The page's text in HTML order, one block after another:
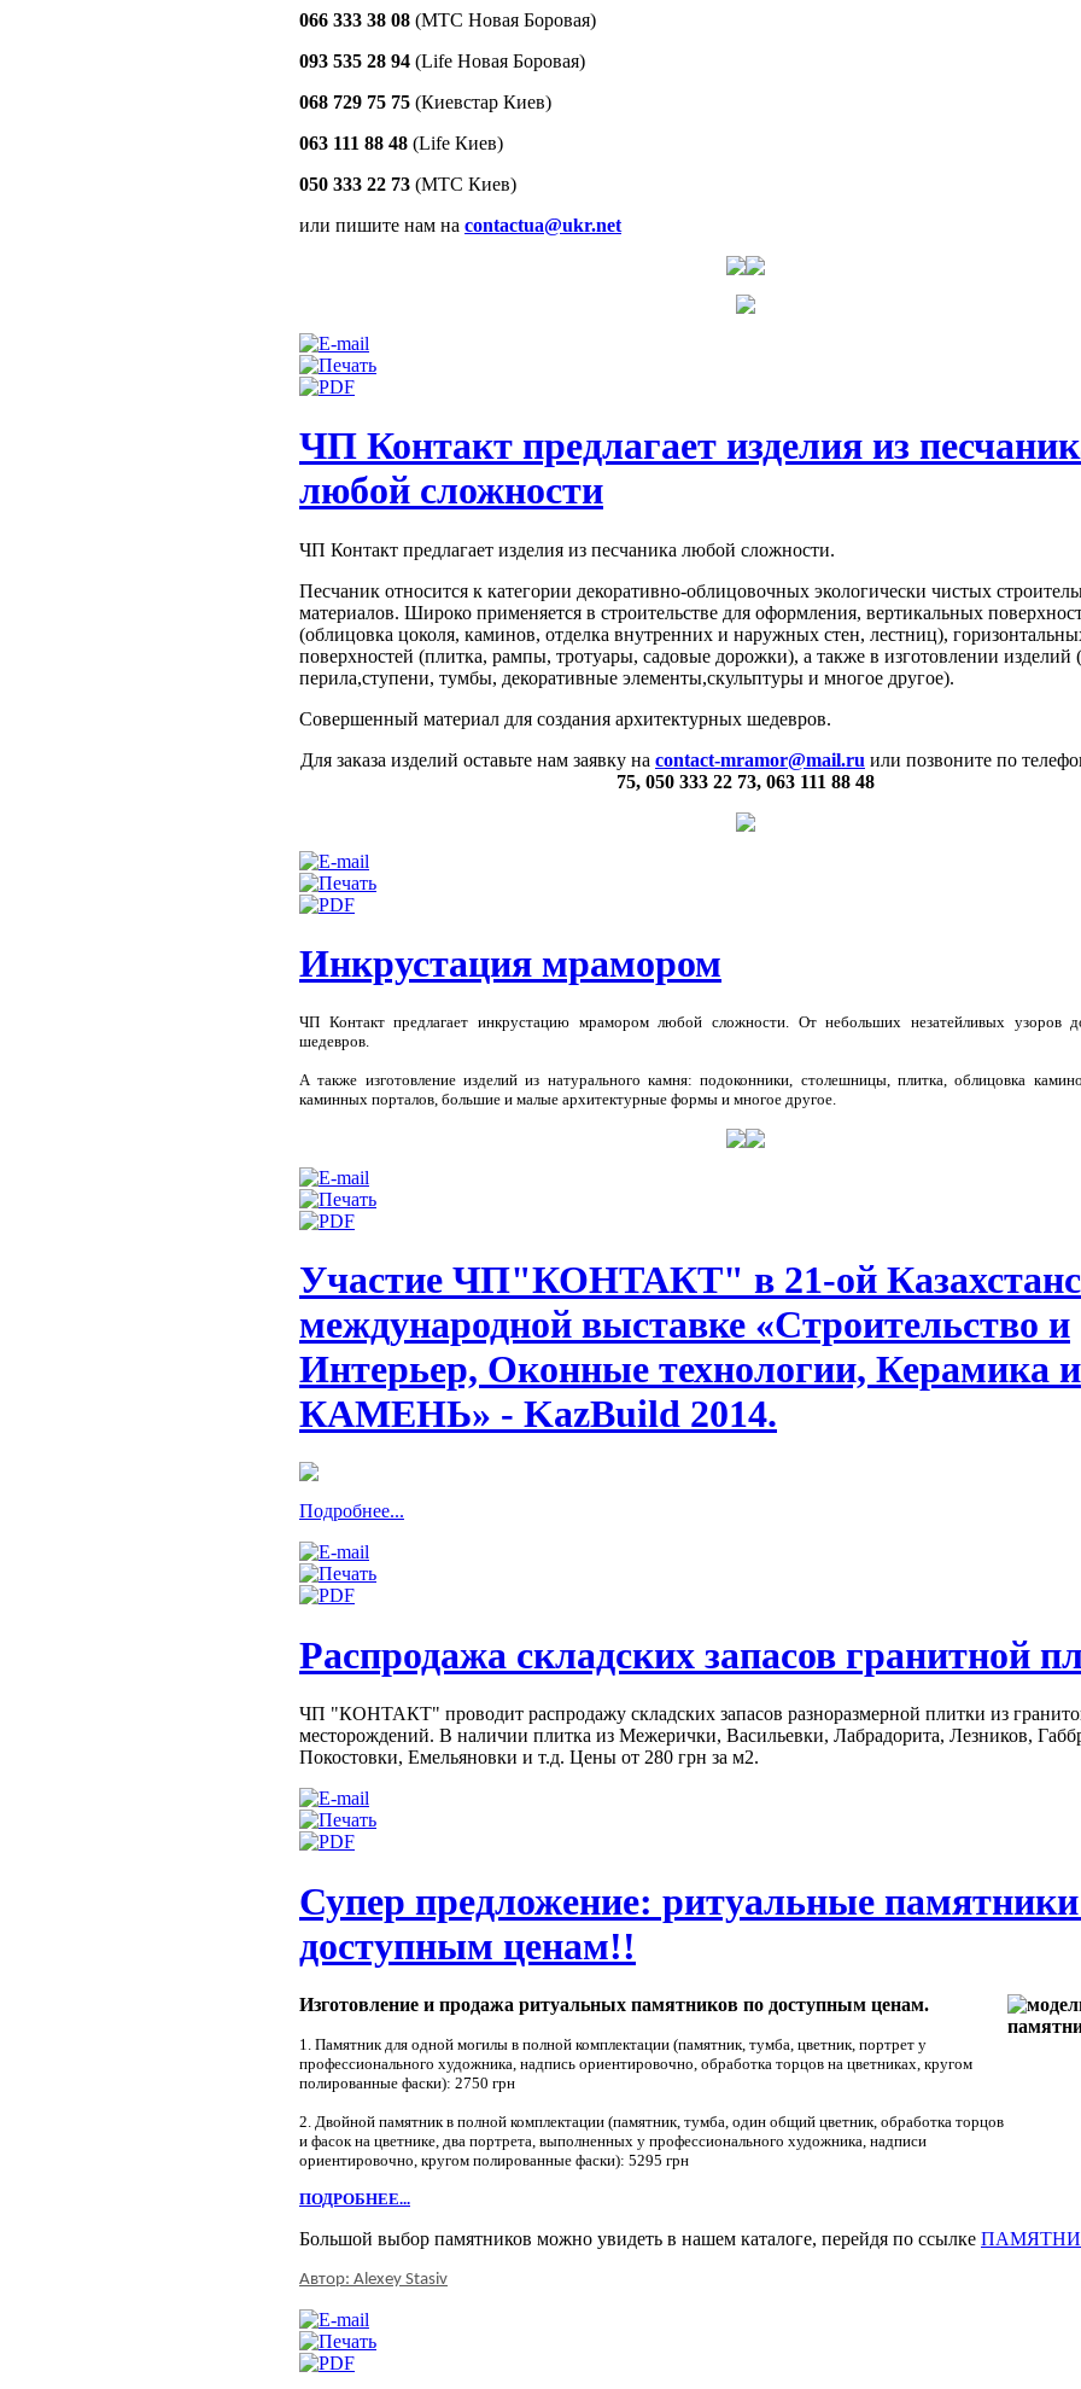
066 333 38 08 (МТС Новая Боровая)
093 535 28 94 (Life Новая Боровая)
068 729 75 75 (Киевстар Киев)
063 111 88 48 (Life Киев)
050 333 22 73 (МТС Киев)
или пишите нам на contactua@ukr.net
ЧП Контакт предлагает изделия из
любой сложности
ЧП Контакт предлагает изделия из песчаника любой сложности.
Песчаник относится к категории декоративно-облицовочных экологически чистых
материалов. Широко применяется в строительстве для оформления, вертикальных
(облицовка цоколя, каминов, отделка внутренних и наружных стен, лестниц),
поверхностей (плитка, рампы, тротуары, садовые дорожки), а также в изготовлении изделий
перила,ступени, тумбы, декоративные элементы,скульптуры и многое другое).
Совершенный материал для создания архитектурных шедевров.
Для заказа изделий оставьте нам заявку на contact-mramor@mail.ru или позвоните по
75, 050 333 22 73, 063 111 88 48
Инкрустация мрамором
ЧП Контакт предлагает инкрустацию мрамором любой сложности. От небольших незатейливых узоров
шедевров.
А также изготовление изделий из натурального камня: подоконники, столешницы, плитка, облицовка
каминных порталов, большие и малые архитектурные формы и многое другое.
Участие ЧП"КОНТАКТ" в 21-ой
международной выставке «Строительство и
Интерьер, Оконные технологии, Керамика и
КАМЕНЬ» - KazBuild 2014.
Подробнее...
Распродажа складских запасов гранитной
ЧП "КОНТАКТ" проводит распродажу складских запасов разноразмерной плитки из
месторождений. В наличии плитка из Межерички, Васильевки, Лабрадорита, Лезников,
Покостовки, Емельяновки и т.д. Цены от 280 грн за м2.
Супер предложение: ритуальные
доступным ценам!!
Изготовление и продажа ритуальных памятников по доступным ценам.
1. Памятник для одной могилы в полной комплектации (памятник, тумба, цветник, портрет у
профессионального художника, надпись ориентировочно, обработка торцов на цветниках, кругом
полированные фаски): 2750 грн
2. Двойной памятник в полной комплектации (памятник, тумба, один общий цветник, обработка торцов
и фасок на цветнике, два портрета, выполненных у профессионального художника, надписи
ориентировочно, кругом полированные фаски): 5295 грн
ПОДРОБНЕЕ...
Большой выбор памятников можно увидеть в нашем каталоге, перейдя по ссылке
Автор: Alexey Stasiv